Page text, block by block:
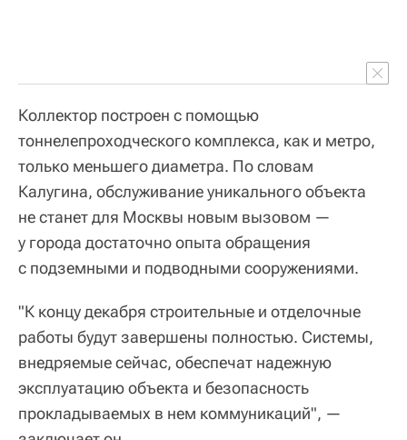
Коллектор построен с помощью
тоннелепроходческого комплекса, как и метро,
только меньшего диаметра. По словам
Калугина, обслуживание уникального объекта
не станет для Москвы новым вызовом —
у города достаточно опыта обращения
с подземными и подводными сооружениями.
"К концу декабря строительные и отделочные
работы будут завершены полностью. Системы,
внедряемые сейчас, обеспечат надежную
эксплуатацию объекта и безопасность
прокладываемых в нем коммуникаций", —